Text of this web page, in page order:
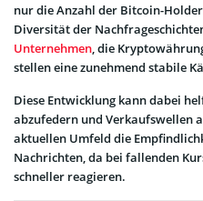
nur die Anzahl der Bitcoin-
Diversität der
Unternehmen, die
stellen eine zunehmend stabile
Diese Entwicklung kann dabei
abzufedern und Verkaufswellen
aktuellen Umfeld die
Nachrichten, da bei fallenden
schneller reagieren.